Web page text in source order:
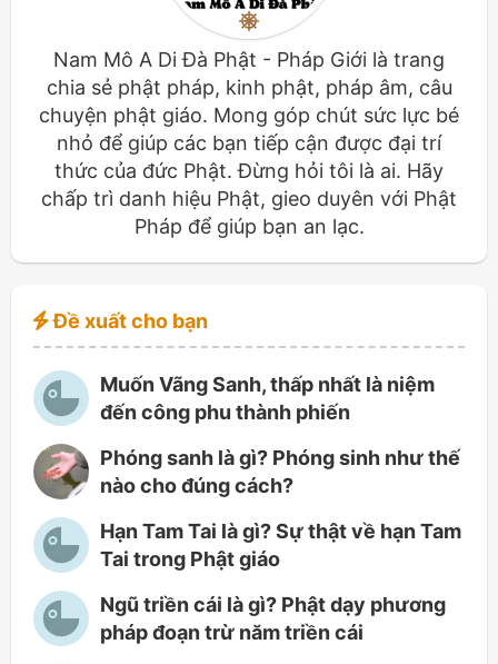
Nam Mô A Di Đà Phật - Pháp Giới là trang
chia sẻ phật pháp, kinh phật, pháp âm, câu
chuyện phật giáo. Mong góp chút sức lực bé
nhỏ để giúp các bạn tiếp cận được đại trí
thức của đức Phật. Đừng hỏi tôi là ai. Hãy
chấp trì danh hiệu Phật, gieo duyên với Phật
Pháp để giúp bạn an lạc.
Đề xuất cho bạn
Muốn Vãng Sanh, thấp nhất là niệm
đến công phu thành phiến
Phóng sanh là gì? Phóng sinh như thế
nào cho đúng cách?
Hạn Tam Tai là gì? Sự thật về hạn Tam
Tai trong Phật giáo
Ngũ triền cái là gì? Phật dạy phương
pháp đoạn trừ năm triền cái